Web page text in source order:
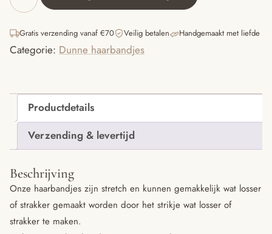
haarbandje
grijs
aantal
Gratis verzending vanaf €70 Veilig betalen Handgemaakt met liefde
Categorie: Dunne haarbandjes
Productdetails
Verzending & levertijd
Beschrijving
Onze haarbandjes zijn stretch en kunnen gemakkelijk wat losser
of strakker gemaakt worden door het strikje wat losser of
strakker te maken.